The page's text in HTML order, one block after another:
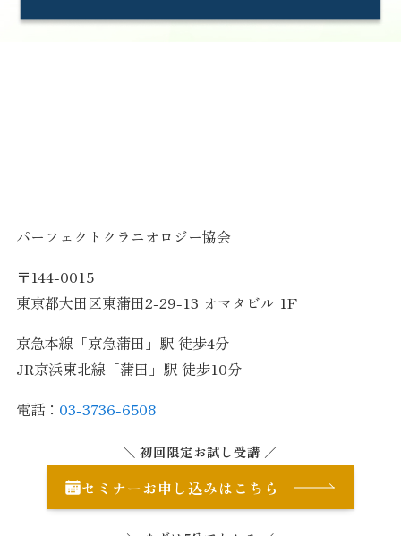
パーフェクトクラニオロジー協会
〒144-0015
東京都大田区東蒲田2-29-13 オマタビル 1F
京急本線「京急蒲田」駅 徒歩4分
JR京浜東北線「蒲田」駅 徒歩10分
電話： 03-3736-6508
＼初回限定お試し受講 ／
セミナーお申し込みはこちら